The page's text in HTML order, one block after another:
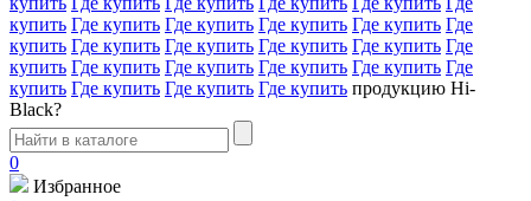
купить Где купить Где купить Где купить Где купить Где
купить Где купить Где купить Где купить Где купить Где
купить Где купить Где купить Где купить Где купить Где
купить Где купить Где купить Где купить продукцию Hi-
Black?
0
Избранное